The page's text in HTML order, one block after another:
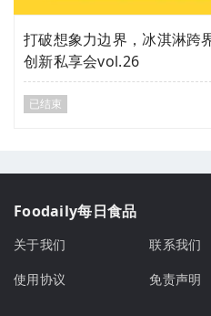
打破想象力边界，冰淇淋跨
创新私享会vol.26
已结束
Foodaily每日食品
关于我们 联系我们
使用协议
免责声明